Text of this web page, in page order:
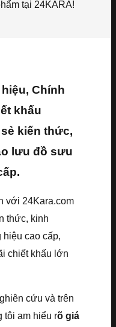
tại 24KARA!
Chính
khấu
kiến thức,
lưu đồ sưu
với 24Kara.com
thức, kinh
hiệu cao cấp,
chiết khấu lớn
cứu và trên
tôi am hiểu rõ giá